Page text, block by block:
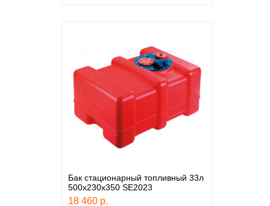
Бак стационарный топливный 33л
500х230х350 SE2023
18 460 р.